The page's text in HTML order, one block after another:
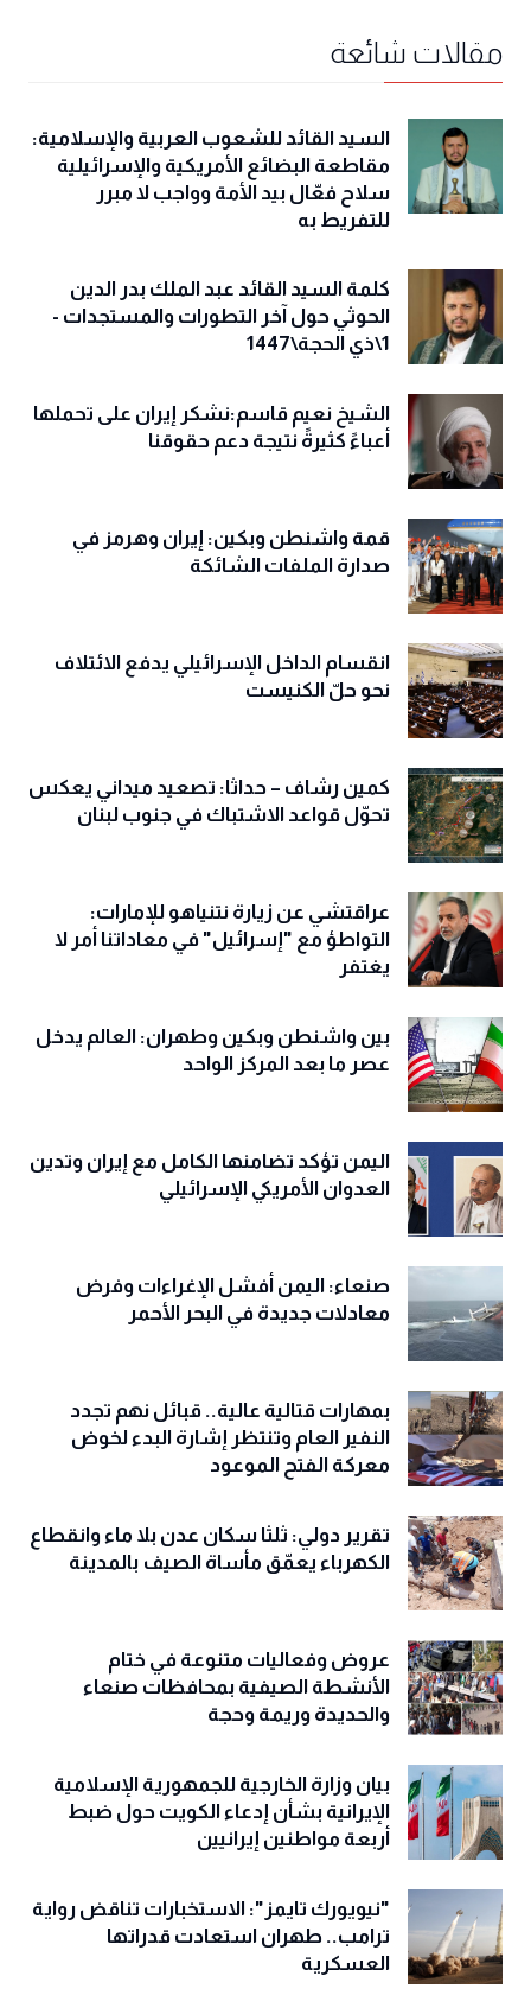
مقالات شائعة
السيد القائد للشعوب العربية والإسلامية:
مقاطعة البضائع الأمريكية والإسرائيلية
سلاح فعّال بيد الأمة وواجب لا مبرر
للتفريط به
كلمة السيد القائد عبد الملك بدر الدين
الحوثي حول آخر التطورات والمستجدات -
1\ذي الحجة\1447
الشيخ نعيم قاسم:نشكر إيران على تحملها
أعباءً كثيرةً نتيجة دعم حقوقنا
قمة واشنطن وبكين: إيران وهرمز في
صدارة الملفات الشائكة
انقسام الداخل الإسرائيلي يدفع الائتلاف
نحو حلّ الكنيست
كمين رشاف – حداثا: تصعيد ميداني يعكس
تحوّل قواعد الاشتباك في جنوب لبنان
عراقتشي عن زيارة نتنياهو للإمارات:
التواطؤ مع "إسرائيل" في معاداتنا أمر لا
يغتفر
بين واشنطن وبكين وطهران: العالم يدخل
عصر ما بعد المركز الواحد
اليمن تؤكد تضامنها الكامل مع إيران وتدين
العدوان الأمريكي الإسرائيلي
صنعاء: اليمن أفشل الإغراءات وفرض
معادلات جديدة في البحر الأحمر
بمهارات قتالية عالية.. قبائل نهم تجدد
النفير العام وتنتظر إشارة البدء لخوض
معركة الفتح الموعود
تقرير دولي: ثلثا سكان عدن بلا ماء وانقطاع
الكهرباء يعمّق مأساة الصيف بالمدينة
عروض وفعاليات متنوعة في ختام
الأنشطة الصيفية بمحافظات صنعاء
والحديدة وريمة وحجة
‏بيان وزارة الخارجية للجمهورية الإسلامية
الإيرانية بشأن إدعاء الكويت حول ضبط
أربعة مواطنين إيرانيين
"نيويورك تايمز": الاستخبارات تناقض رواية
ترامب.. طهران استعادت قدراتها
العسكرية